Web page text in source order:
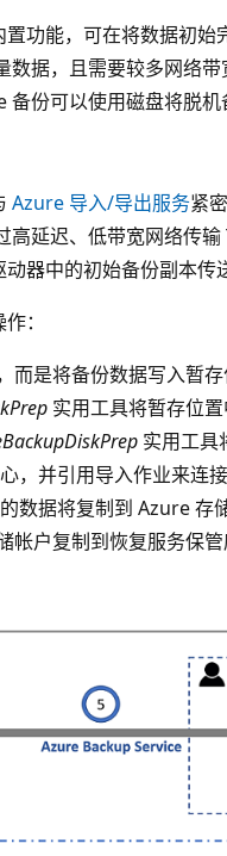
功能，可在将数据初
数据，且需要较多网络
份可以使用磁盘将脱机
Azure 导入/导出服务紧
延迟、低带宽网络传
器中的初始备份副本传
：
是将备份数据写入暂存
实用工具将暂存位置
实用工具
，并引用导入作业来连接
数据将复制到 Azure 存
户复制到恢复服务保管